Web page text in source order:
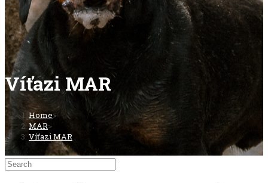
Víťazi MAR
Home>
MAR>
Víťazi MAR